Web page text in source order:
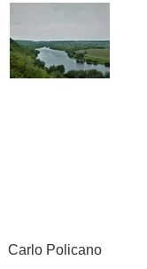
Carlo Policano